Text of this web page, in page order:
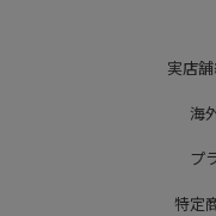
実店
海
プ
特定